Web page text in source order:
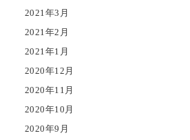
2021年3月
2021年2月
2021年1月
2020年12月
2020年11月
2020年10月
2020年9月